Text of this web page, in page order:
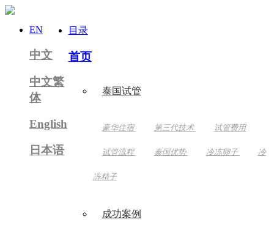
EN
中文
中文繁
体
English
日本语
目录
首页
泰国试管
豪华住宿 第三代技术 试管费用
试管流程 泰国优势 冷冻卵子 冷
冻精子
成功案例